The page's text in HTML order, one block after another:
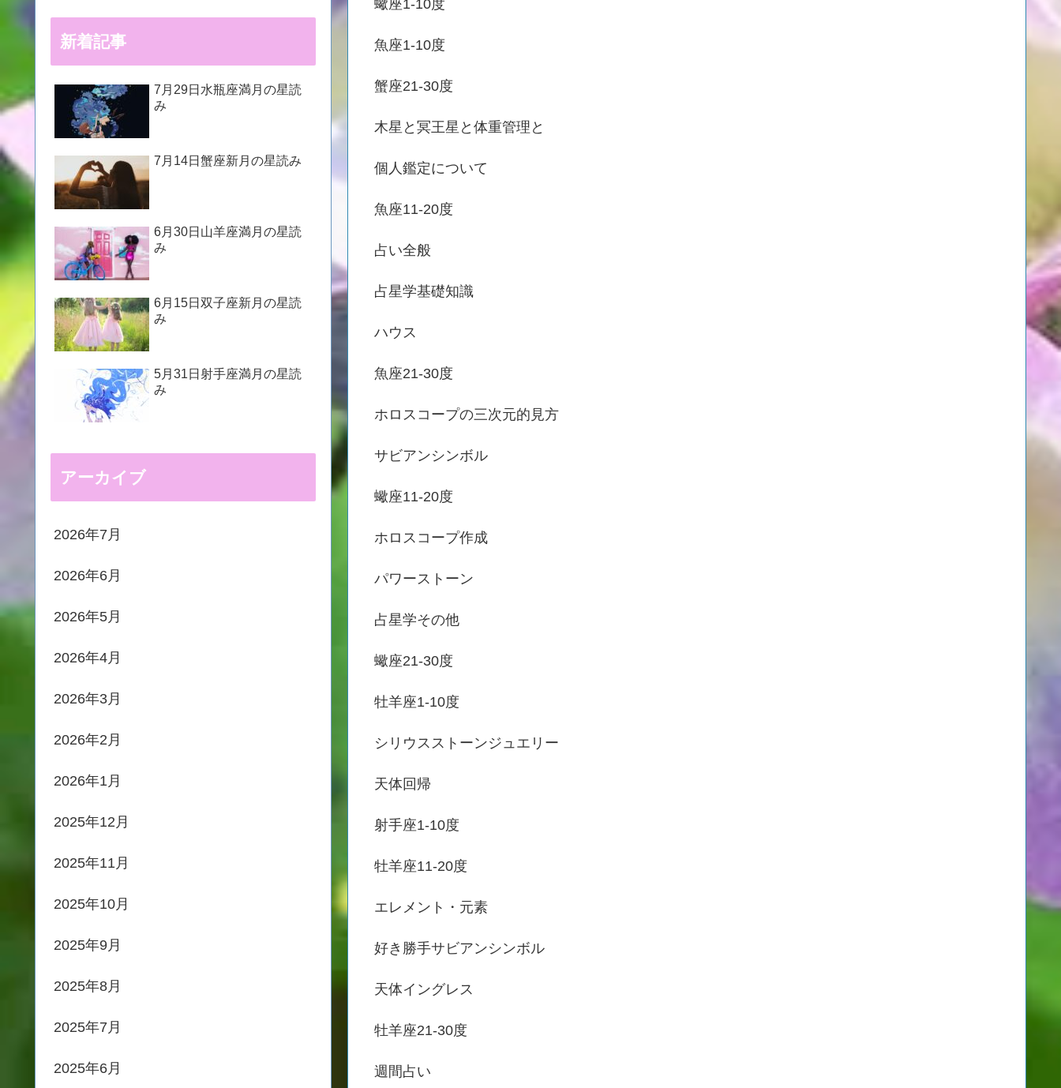
蠍座1-10度
魚座1-10度
蟹座21-30度
木星と冥王星と体重管理と
個人鑑定について
魚座11-20度
占い全般
占星学基礎知識
ハウス
魚座21-30度
ホロスコープの三次元的見方
サビアンシンボル
蠍座11-20度
ホロスコープ作成
パワーストーン
占星学その他
蠍座21-30度
牡羊座1-10度
シリウスストーンジュエリー
天体回帰
射手座1-10度
牡羊座11-20度
エレメント・元素
好き勝手サビアンシンボル
天体イングレス
牡羊座21-30度
週間占い
新着記事
7月29日水瓶座満月の星読
み
7月14日蟹座新月の星読み
6月30日山羊座満月の星読
み
6月15日双子座新月の星読
み
5月31日射手座満月の星読
み
アーカイブ
2026年7月
2026年6月
2026年5月
2026年4月
2026年3月
2026年2月
2026年1月
2025年12月
2025年11月
2025年10月
2025年9月
2025年8月
2025年7月
2025年6月